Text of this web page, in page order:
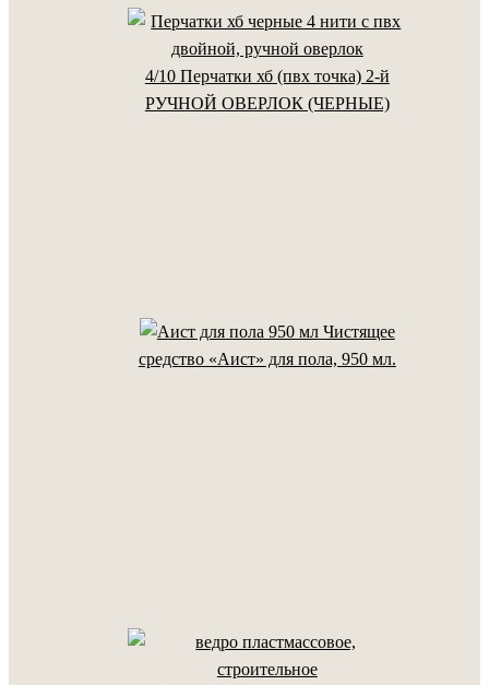
4/10 Перчатки хб (пвх точка) 2-й
РУЧНОЙ ОВЕРЛОК (ЧЕРНЫЕ)
Чистящее
средство «Аист» для пола, 950 мл.